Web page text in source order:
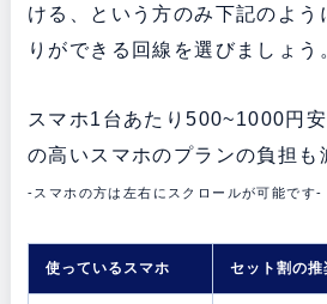
ける、という方のみ下記のよう
りができる回線を選びましょう
スマホ1台あたり500~1000円
の高いスマホのプランの負担も
-スマホの方は左右にスクロールが可能です-
使っているスマホ セット割の推